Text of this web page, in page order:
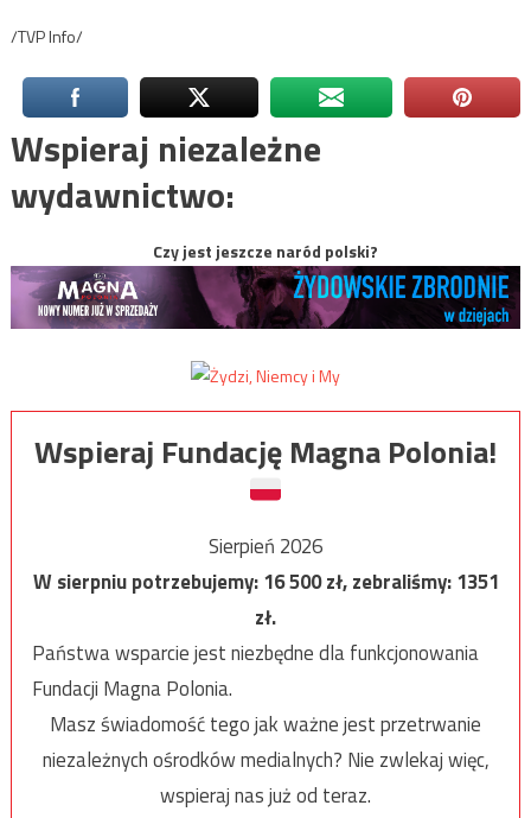
/TVP Info/
Wspieraj niezależne
wydawnictwo:
Czy jest jeszcze naród polski?
Wspieraj Fundację Magna Polonia!
Sierpień 2026
W sierpniu potrzebujemy:16 500zł, zebraliśmy:1351
zł.
Państwa wsparcie jest niezbędne dla funkcjonowania
Fundacji Magna Polonia.
Masz świadomość tego jak ważne jest przetrwanie
niezależnych ośrodków medialnych? Nie zwlekaj więc,
wspieraj nas już od teraz.